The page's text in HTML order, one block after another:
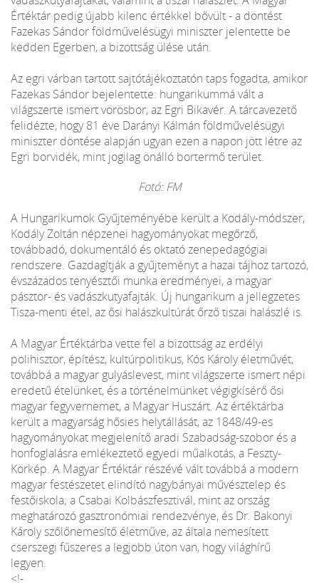
Értéktár pedig újabb kilenc értékkel bővült - a döntést
Fazekas Sándor földművelésügyi miniszter jelentette be
kedden Egerben, a bizottság ülése után.
Az egri várban tartott sajtótájékoztatón taps fogadta, amikor
Fazekas Sándor bejelentette: hungarikummá vált a
világszerte ismert vörösbor, az Egri Bikavér. A tárcavezető
felidézte, hogy 81 éve Darányi Kálmán földművelésügyi
miniszter döntése alapján ugyan ezen a napon jött létre az
Egri borvidék, mint jogilag önálló bortermő terület.
Fotó: FM
A Hungarikumok Gyűjteményébe került a Kodály-módszer,
Kodály Zoltán népzenei hagyományokat megőrző,
továbbadó, dokumentáló és oktató zenepedagógiai
rendszere. Gazdagítják a gyűjteményt a hazai tájhoz tartozó,
évszázados tenyésztői munka eredményei, a magyar
pásztor- és vadászkutyafajták. Új hungarikum a jellegzetes
Tisza-menti étel, az ősi halászkultúrát őrző tiszai halászlé is.
A Magyar Értéktárba vette fel a bizottság az erdélyi
polihisztor, építész, kultúrpolitikus, Kós Károly életművét,
továbbá a magyar gulyáslevest, mint világszerte ismert népi
eredetű ételünket, és a történelmünket végigkísérő ősi
magyar fegyvernemet, a Magyar Huszárt. Az értéktárba
került a magyarság hősies helytállását, az 1848/49-es
hagyományokat megjelenítő aradi Szabadság-szobor és a
honfoglalásra emlékeztető egyedi műalkotás, a Feszty-
Körkép. A Magyar Értéktár részévé vált továbbá a modern
magyar festészetet elindító nagybányai művésztelep és
festőiskola; a Csabai Kolbászfesztivál, mint az ország
meghatározó gasztronómiai rendezvénye, és Dr. Bakonyi
Károly szőlőnemesítő életműve, az általa nemesített
cserszegi fűszeres a legjobb úton van, hogy világhírű
legyen.
<!-